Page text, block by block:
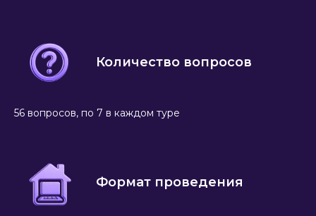
Количество вопросов
56 вопросов, по 7 в каждом туре
Формат проведения